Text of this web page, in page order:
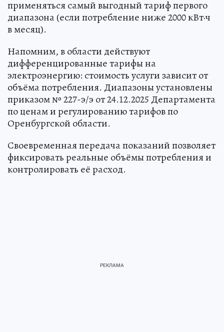
применяться самый выгодный тариф первого
диапазона (если потребление ниже 2000 кВт·ч
в месяц).
Напомним, в области действуют
дифференцированные тарифы на
электроэнергию: стоимость услуги зависит от
объёма потребления. Диапазоны установлены
приказом № 227-э/э от 24.12.2025 Департамента
по ценам и регулированию тарифов по
Оренбургской области.
Своевременная передача показаний позволяет
фиксировать реальные объёмы потребления и
контролировать её расход.